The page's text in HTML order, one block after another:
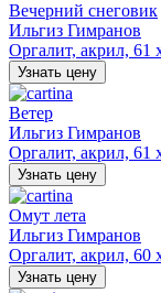
Вечерний снеговик
Ильгиз Гимранов
Оргалит, акрил, 61
Узнать цену
Ветер
Ильгиз Гимранов
Оргалит, акрил, 61
Узнать цену
Омут лета
Ильгиз Гимранов
Оргалит, акрил, 60
Узнать цену